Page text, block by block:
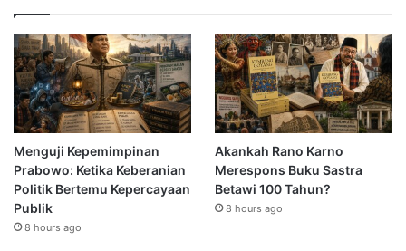
Menguji Kepemimpinan
Prabowo: Ketika Keberanian
Politik Bertemu Kepercayaan
Publik
8 hours ago
Akankah Rano Karno
Merespons Buku Sastra
Betawi 100 Tahun?
8 hours ago